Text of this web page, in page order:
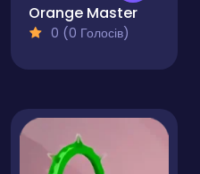
Orange Master
0 (0 Голосів)